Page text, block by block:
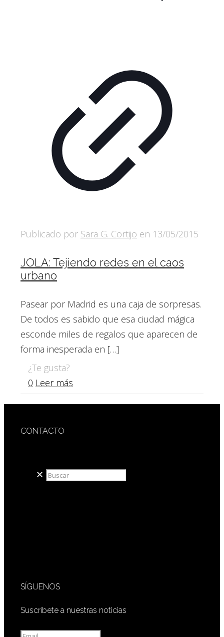
Publicado por Sara G. Cortijo en 13/05/2015
JOLA: Tejiendo redes en el caos
urbano
Pasear por Madrid es una caja de sorpresas.
De todos es sabido que esa ciudad mágica
esconde miles de regalos que aparecen de
forma inesperada en […]
¿Te gusta?
0 Leer más
CONTACTO
✕
SÍGUENOS
Suscríbete a nuestras noticias